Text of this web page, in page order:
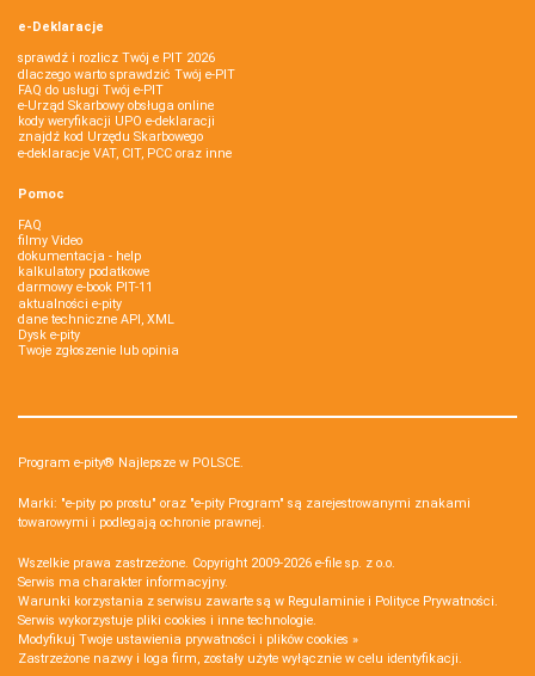
e-Deklaracje
sprawdź i rozlicz Twój e PIT 2026
dlaczego warto sprawdzić Twój e-PIT
FAQ do usługi Twój e-PIT
e-Urząd Skarbowy obsługa online
kody weryfikacji UPO e-deklaracji
znajdź kod Urzędu Skarbowego
e-deklaracje VAT, CIT, PCC oraz inne
Pomoc
FAQ
filmy Video
dokumentacja - help
kalkulatory podatkowe
darmowy e-book PIT-11
aktualności e-pity
dane techniczne API, XML
Dysk e-pity
Twoje zgłoszenie lub opinia
Program e-pity® Najlepsze w POLSCE.
Marki: "e-pity po prostu" oraz "e-pity Program" są zarejestrowanymi znakami
towarowymi i podlegają ochronie prawnej.
Wszelkie prawa zastrzeżone. Copyright 2009-2026 e-file sp. z o.o.
Serwis ma charakter informacyjny.
Warunki korzystania z serwisu zawarte są w Regulaminie i Polityce Prywatności.
Serwis wykorzystuje pliki cookies i inne technologie.
Modyfikuj Twoje ustawienia prywatności i plików cookies »
Zastrzeżone nazwy i loga firm, zostały użyte wyłącznie w celu identyfikacji.